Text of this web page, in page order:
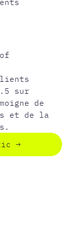
sur
de
et de la
→